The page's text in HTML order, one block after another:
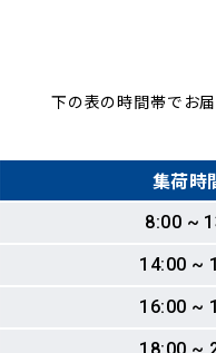
下の表の時間帯でお
集荷時
8:00 ~
14:00 ~
16:00 ~